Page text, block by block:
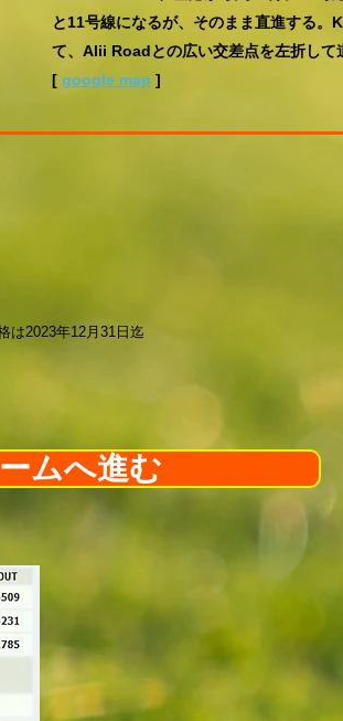
と11号線になるが、そのまま直進する
て、Alii Roadとの広い交差点を左折して
[ google map ]
は2023年12月31日迄
ムへ進む